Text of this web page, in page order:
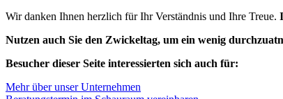
Wir danken Ihnen herzlich für Ihr Verständnis und Ihre Treue.
Nutzen auch Sie den Zwickeltag, um ein wenig
Besucher dieser Seite interessierten sich auch für:
Mehr über unser Unternehmen